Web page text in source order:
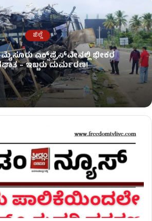
ಜಿಲ್ಲೆ
ಎಕ್ಸ್‌ಪ್ರೆಸ್‌ವೇನಲ್ಲಿ ಭೀಕರ
– ಇಬ್ಬರು ದುರ್ಮರಣ!